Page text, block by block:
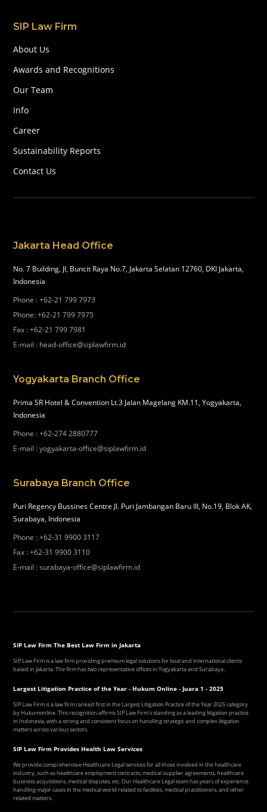
SIP Law Firm
About Us
Awards and Recognitions
Our Team
Info
Career
Sustainability Reports
Contact Us
Jakarta Head Office
No. 7 Building, Jl, Buncit Raya No.7, Jakarta Selatan 12760, DKI Jakarta,
Indonesia
Phone :+62-21 799 7973
Phone:+62-21 799 7975
Fax :+62-21 799 7981
E-mail : head-office@siplawfirm.id
Yogyakarta Branch Office
Prima SR Hotel & Convention Lt.3 Jalan Magelang KM.11, Yogyakarta,
Indonesia
Phone :+62-274 2880777
E-mail :yogyakarta-office@siplawfirm.id
Surabaya Branch Office
Puri Regency Bussines Centre Jl. Puri Jambangan Baru III, No.19, Blok AK,
Surabaya, Indonesia
Phone :+62-31 9900 3117
Fax :+62-31 9900 3110
E-mail :surabaya-office@siplawfirm.id
SIP Law Firm The Best Law Firm in Jakarta
SIP Law Firm is a law firm providing premium legal solutions for local and international clients
based in Jakarta. The firm has two representative offices in Yogyakarta and Surabaya.
Largest Litigation Practice of the Year - Hukum Online - Juara 1 - 2025
SIP Law Firm is a law firm ranked first in the Largest Litigation Practice of the Year 2025 category
by Hukumonline. This recognition affirms SIP Law Firm's standing as a leading litigation practice
in Indonesia, with a strong and consistent focus on handling strategic and complex litigation
matters across various sectors.
SIP Law Firm Provides Health Law Services
We provide comprehensive Healthcare Legal services for all those involved in the healthcare
industry, such as healthcare employment contracts, medical supplier agreements, healthcare
business acquisitions, medical disputes, etc. Our Healthcare Legal team has years of experience
handling major cases in the medical world related to facilities, medical practitioners, and other
related matters.